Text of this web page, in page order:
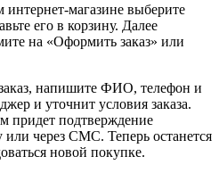
магазине выберите
его в корзину. Далее
на «Оформить заказ» или
напишите ФИО, телефон и
и уточнит условия заказа.
придет подтверждение
или через СМС. Теперь останется
новой покупке.